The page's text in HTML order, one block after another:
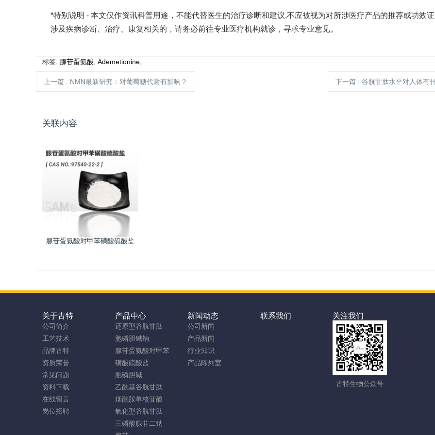
*特别说明 - 本文仅作资讯科普用途，不能代替医生的治疗诊断和建议,不应被视为对所涉医疗产品的推荐或功效证
涉及疾病诊断、治疗、康复相关的，请务必前往专业医疗机构就诊，寻求专业意见。
标签: 腺苷蛋氨酸, Ademetionine,
上一篇 : NMN最新研究：对葡萄糖代谢有影响？ 下一篇 : 谷胱甘肽水平对人体有
关联内容
腺苷蛋氨酸对甲苯磺酸硫酸盐
关于古特
公司简介
工艺技术
品牌古特
资质荣誉
常见问题
资料下载
在线留言
岗位招聘
产品中心
还原型谷胱甘肽
胞磷胆碱钠
腺苷蛋氨酸对甲苯
磺酸硫酸盐
胞磷胆碱
乙酰基谷胱甘肽
烟酰胺单核苷酸
氧化型谷胱甘肽
三磷酸腺苷二钠
新闻动态
公司新闻
产品新闻
行业知识
产品陈列室
联系我们 关注我们
古特生物公众号